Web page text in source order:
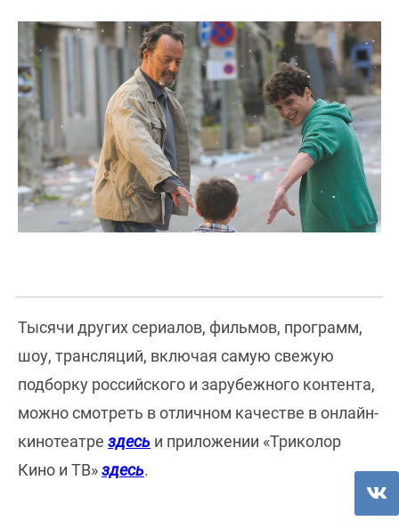
Тысячи других сериалов, фильмов, программ,
шоу, трансляций, включая самую свежую
подборку российского и зарубежного контента,
можно смотреть в отличном качестве в онлайн-
кинотеатре здесь и приложении «Триколор
Кино и ТВ»здесь.